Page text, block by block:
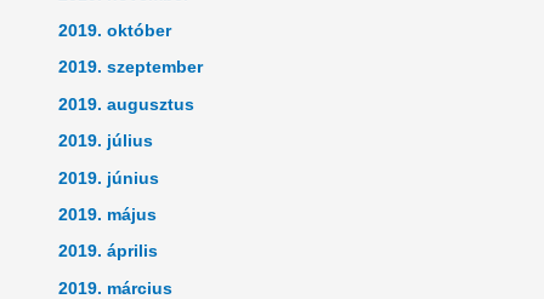
2019. október
2019. szeptember
2019. augusztus
2019. július
2019. június
2019. május
2019. április
2019. március